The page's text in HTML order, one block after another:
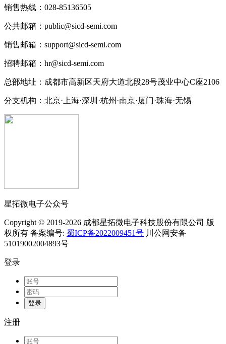
销售热线：028-85136505
公共邮箱：public@sicd-semi.com
销售邮箱：support@sicd-semi.com
招聘邮箱：hr@sicd-semi.com
总部地址：成都市高新区天府大道北段28号茂业中心C座2106
分支机构：北京·上海·深圳·杭州·南京·厦门·珠海·无锡
星拓微电子公众号
Copyright © 2019-2026 成都星拓微电子科技股份有限公司 版
权所有 备案编号: 蜀ICP备2022009451号 川公网安备
51019002004893号
登录
登录
注册